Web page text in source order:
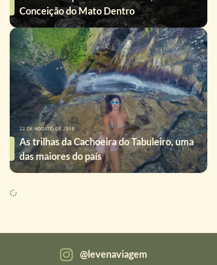
Conceição do Mato Dentro
As trilhas da Cachoeira do Tabuleiro, uma
das maiores do país
22 DE AGOSTO DE 2018
levenaviagem